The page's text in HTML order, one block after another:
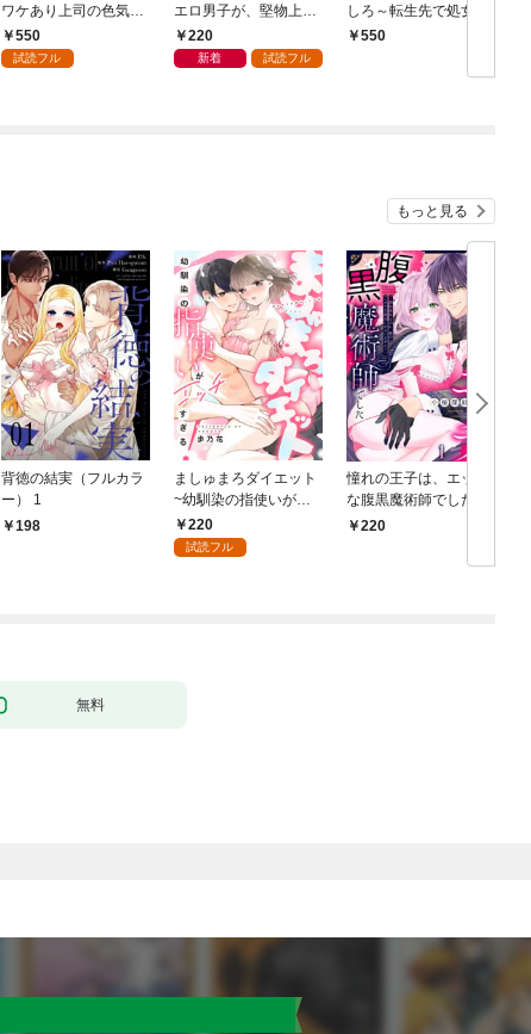
ワケあり上司の色気に
酔う夜【合本版】(1)
550
試読フル
エロ男子が、堅物上司
だった件。(1)
220
新着 試読フル
しろ～転生先で処女を
捧げたら溺愛Hルート
550
もっと見る
背徳の結実（フルカラ
ー） 1
198
ましゅまろダイエット
~幼馴染の指使いがエ
ッチすぎる！~(1)
220
試読フル
憧れの王子は、エッチ
な腹黒魔術師でした～
閨指導係なのに、彼の
220
無料